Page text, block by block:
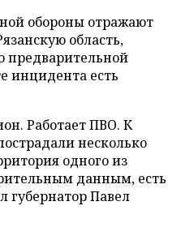
обороны отражают
область,
предварительной
инцидента есть
Работает ПВО. К
несколько
одного из
данным, есть
губернатор Павел